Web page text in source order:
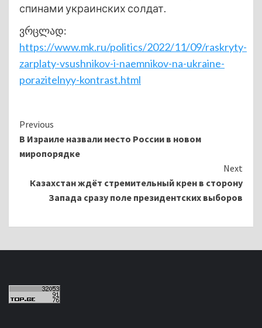
спинами украинских солдат.
ვრცლად:
https://www.mk.ru/politics/2022/11/09/raskryty-
zarplaty-vsushnikov-i-naemnikov-na-ukraine-
porazitelnyy-kontrast.html
Continue
Reading
Previous
В Израиле назвали место России в новом
миропорядке
Next
Казахстан ждёт стремительный крен в сторону
Запада сразу поле президентских выборов